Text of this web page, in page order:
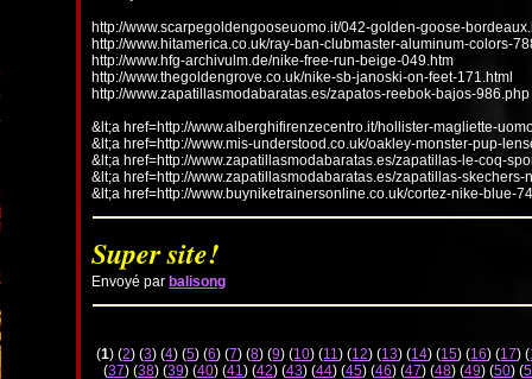
http://www.scarpegoldengooseuomo.it/042-golden-goose-
http://www.hitamerica.co.uk/ray-ban-clubmaster-aluminum-colors-
http://www.hfg-archivulm.de/nike-free-run-beige-049.htm
http://www.thegoldengrove.co.uk/nike-sb-janoski-on-feet-171.html
http://www.zapatillasmodabaratas.es/zapatos-reebok-bajos-986.php
&lt;a href=http://www.alberghifirenzecentro.it/hollister-magliette-
&lt;a href=http://www.mis-understood.co.uk/oakley-monster-pup-
&lt;a href=http://www.zapatillasmodabaratas.es/zapatillas-le-coq-
&lt;a href=http://www.zapatillasmodabaratas.es/zapatillas-
&lt;a href=http://www.buyniketrainersonline.co.uk/cortez-nike-blue-
Super site!
Envoyé par balisong
(1) (2) (3) (4) (5) (6) (7) (8) (9) (10) (11) (12) (13) (14) (15) (16) (17) (
(37) (38) (39) (40) (41) (42) (43) (44) (45) (46) (47) (48) (49) (50) (